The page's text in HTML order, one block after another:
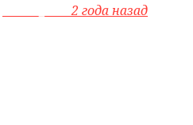
access_time2 года назад